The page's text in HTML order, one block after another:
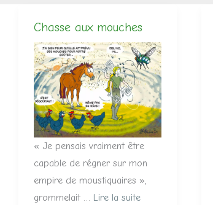
Chasse aux mouches
« Je pensais vraiment être
capable de régner sur mon
empire de moustiquaires »,
grommelait … Lire la suite